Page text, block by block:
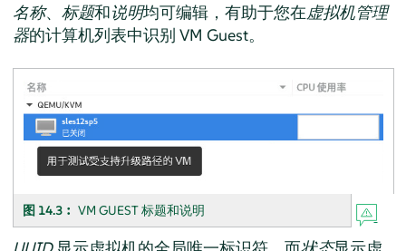
名称、 标题和说明均可编辑，有助于您在虚拟机管理
器的计算机列表中识别 VM Guest。
图 14.3︰ VM GUEST 标题和说明